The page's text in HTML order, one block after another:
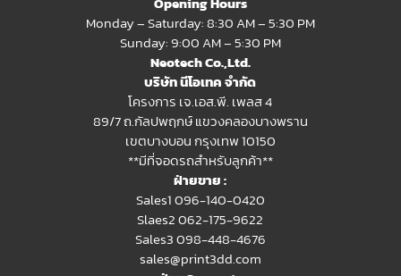
Monday – Saturday: 8:30 AM – 5:30 PM
Sunday: 9:00 AM – 5:30 PM
Neotech Co.,Ltd.
บริษัท นีโอเทค จำกัด
โครงการ เจ.เอส.พี. เพลส 4
89/7 ถ.กัลปพฤกษ์ แขวงคลองบางพราน
เขตบางบอน กรุงเทพ 10150
**มีที่จอดรถสำหรับลูกค้า**
ฝ่ายขาย :
Sales1 096-140-0420
Slaes2062-175-9622
Sales3 098-448-4676
sales@print3dd.com